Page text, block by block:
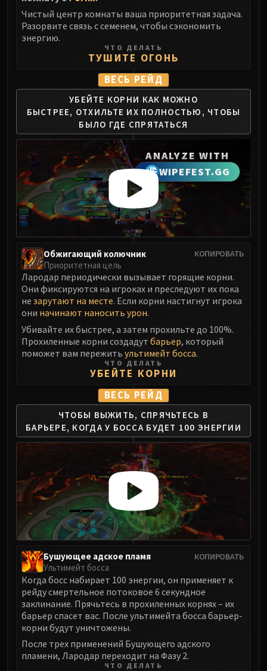
Council of Dreams
Larodar
Nymue
Tindral Sageswift
Fyrakk
ABERRUS
Kazzara
The Amalgamation Chamber
The Forgotten Experiments
Assault of the Zaqali
Rashok, the Elder
Zskarn
Magmorax
Echo of Neltharion
Scalecommander Sarkareth
VAULT
Eranog
Terros
Sennarth
Primal Council
Dathea
Kurog
Diurna
Raszageth
ICECROWN CITADEL
Lord Marrowgar
Lady Deathwhisper
Gunship Battle
Deathbringer Saurfang
Festergut
Rotface
Professor Putricide
Blood Prince Council
Blood-Queen Lana'thel
Valithria Dreamwalker
Sindragosa
The Lich King
RUBY SANCTUM
Halion
TRIALS OF THE CRUSADER
Northrend Beasts
Lord Jaraxxus
Чистый центр комнаты ваша приоритетная задача.
Разорвите связь с семенем, чтобы сэкономить
энергию.
ЧТО ДЕЛАТЬ
ТУШИТЕ ОГОНЬ
ВЕСЬ РЕЙД
УБЕЙТЕ КОРНИ КАК МОЖНО
БЫСТРЕЕ, ОТХИЛЬТЕ ИХ ПОЛНОСТЬЮ, ЧТОБЫ
БЫЛО ГДЕ СПРЯТАТЬСЯ
ANALYZE WITH
WIPEFEST.GG
КОПИРОВАТЬ
Обжигающий колючник
Приоритетная цель
Лародар периодически вызывает горящие корни.
Они фиксируются на игроках и преследуют их пока
не зарутают на месте. Если корни настигнут игрока
они начинают наносить урон.
Убивайте их быстрее, а затем прохильте до 100%.
Прохиленные корни создадут барьер, который
поможет вам пережить ультимейт босса.
ЧТО ДЕЛАТЬ
УБЕЙТЕ КОРНИ
ВЕСЬ РЕЙД
ЧТОБЫ ВЫЖИТЬ, СПРЯЧЬТЕСЬ В
БАРЬЕРЕ, КОГДА У БОССА БУДЕТ 100 ЭНЕРГИИ
КОПИРОВАТЬ
Бушующее адское пламя
Ультимейт босса
Когда босс набирает 100 энергии, он применяет к
рейду смертельное потоковое 6 секундное
заклинание. Прячьтесь в прохиленных корнях – их
барьер спасет вас. После ультимейта босса барьер-
корни будут уничтожены.
После трех применений Бушующего адского
пламени, Лародар переходит на Фазу 2.
ЧТО ДЕЛАТЬ